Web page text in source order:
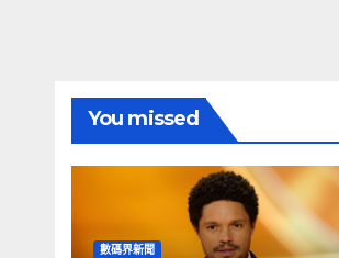
You missed
數碼界新聞